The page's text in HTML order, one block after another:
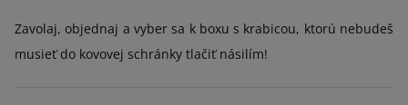
Zavolaj, objednaj a vyber sa k boxu s krabicou, ktorú nebudeš
musieť do kovovej schránky tlačiť násilím!